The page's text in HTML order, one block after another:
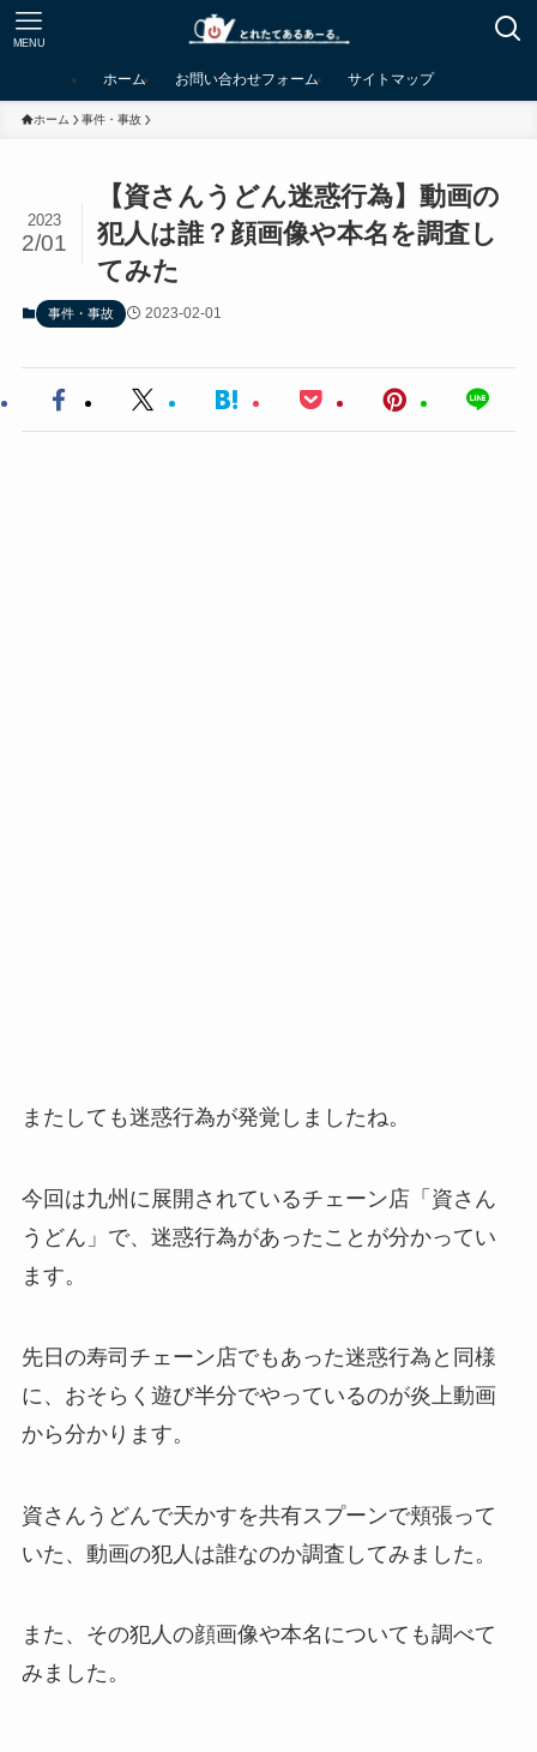
MENU
ホーム お問い合わせフォーム サイトマップ
ホーム 事件・事故
【資さんうどん迷惑行為】動画の
犯人は誰？顔画像や本名を調査し
てみた
2023
2/01
事件・事故 2023-02-01
またしても迷惑行為が発覚しましたね。
今回は九州に展開されているチェーン店「資さん
うどん」で、迷惑行為があったことが分かってい
ます。
先日の寿司チェーン店でもあった迷惑行為と同様
に、おそらく遊び半分でやっているのが炎上動画
から分かります。
資さんうどんで天かすを共有スプーンで頬張って
いた、動画の犯人は誰なのか調査してみました。
また、その犯人の顔画像や本名についても調べて
みました。